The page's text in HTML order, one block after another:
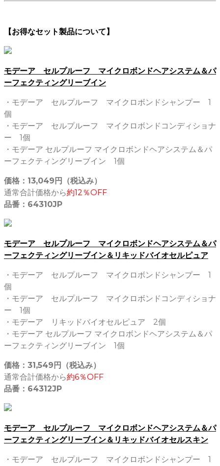
【お得なセット製品について】
モデーア セルプルーフ マイクロボンドヘアシステム＆パ
ーフェクティングリーブイン
・モデーア セルプルーフ マイクロボンドシャンプー 1
個
・モデーア セルプルーフ マイクロボンドコンディショナ
ー 1個
・モデーア セルプルーフ マイクロボンドヘアシステム＆パ
ーフェクティングリーブイン 1個
価格：13,049円（税込み）
通常合計価格から約12％OFF
品番：64310JP
モデーア セルプルーフ マイクロボンドヘアシステム＆パ
ーフェクティングリーブイン＆リキッドバイオセルピュア
・モデーア セルプルーフ マイクロボンドシャンプー 1
個
・モデーア セルプルーフ マイクロボンドコンディショナ
ー 1個
・モデーア リキッドバイオセルピュア 2個
・モデーア セルプルーフ マイクロボンドヘアシステム＆パ
ーフェクティングリーブイン 1個
価格：31,549円（税込み）
通常合計価格から約6％OFF
品番：64312JP
モデーア セルプルーフ マイクロボンドヘアシステム＆パ
ーフェクティングリーブイン＆リキッドバイオセルスキン
・モデーア セルプルーフ マイクロボンドシャンプー 1